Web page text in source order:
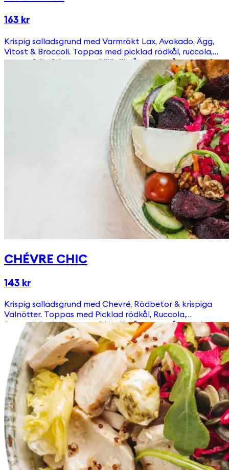
163 kr
Krispig salladsgrund med Varmrökt Lax, Avokado, Ägg,
Vitost & Broccoli. Toppas med picklad rödkål, ruccola,
pumpafrön & krutonger Välj till någon av våra goda &
CHÉVRE CHIC
143 kr
Krispig salladsgrund med Chevré, Rödbetor & krispiga
Valnötter. Toppas med Picklad rödkål, Ruccola,
Pumpafrön & Krutonger Välj till någon av våra goda &
egengjorda dressingar!